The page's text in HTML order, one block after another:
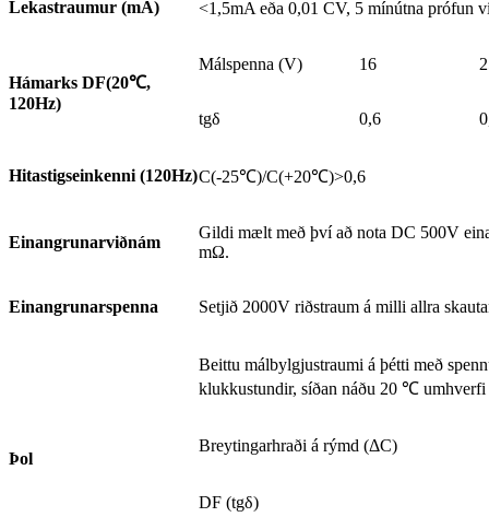
Lekastraumur (mA) <1,5mA eða 0,01 CV, 5 mínútna prófun
Hámarks DF(20℃,
120Hz)
Málspenna (V) 16
tgδ 0,6
Hitastigseinkenni (120Hz)C(-25℃)/C(+20℃)>0,6
Einangrunarviðnám
Gildi mælt með því að nota DC 500V
mΩ.
Einangrunarspenna Setjið 2000V riðstraum á milli allra
Þol
Beittu málbylgjustraumi á þétti með
klukkustundir, síðan náðu 20 ℃
Breytingarhraði á rýmd (ΔC)
DF (tgδ)